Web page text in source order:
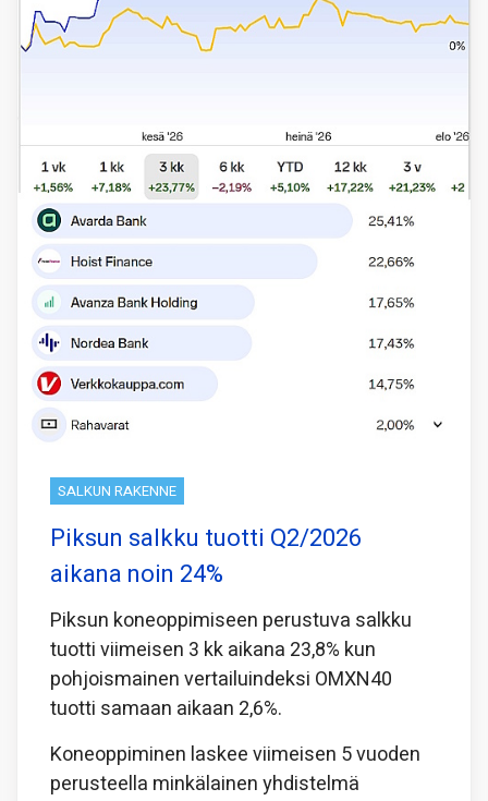
SALKUN RAKENNE
Piksun salkku tuotti Q2/2026
aikana noin 24%
Piksun koneoppimiseen perustuva salkku
tuotti viimeisen 3 kk aikana 23,8% kun
pohjoismainen vertailuindeksi OMXN40
tuotti samaan aikaan 2,6%.
Koneoppiminen laskee viimeisen 5 vuoden
perusteella minkälainen yhdistelmä